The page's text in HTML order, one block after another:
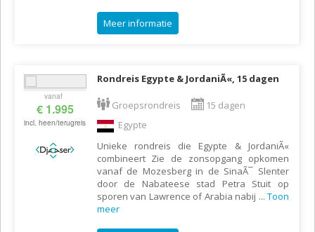
Meer informatie
vanaf
€ 1.995
incl. heen/terugreis
Rondreis Egypte & JordaniÃ«, 15 dagen
Groepsrondreis
15 dagen
Egypte
Unieke rondreis die Egypte & JordaniÃ«
combineert Zie de zonsopgang opkomen
vanaf de Mozesberg in de SinaÃ¯ Slenter
door de Nabateese stad Petra Stuit op
sporen van Lawrence of Arabia nabij ... Toon
meer